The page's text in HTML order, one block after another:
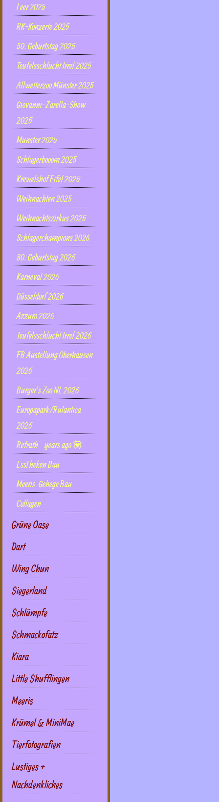
Leer 2025
RK-Konzerte 2025
50. Geburtstag 2025
Teufelsschlucht Irrel 2025
Allwetterzoo Münster 2025
Giovanni-Zarella-Show
2025
Münster 2025
Schlagerbooom 2025
Krewelshof Eifel 2025
Weihnachten 2025
Weihnachtszirkus 2025
Schlagerchampions 2026
80. Geburtstag 2026
Karneval 2026
Düsseldorf 2026
Azzuro 2026
Teufelsschlucht Irrel 2026
EB Austellung Oberhausen
2026
Burger's Zoo NL 2026
Europapark/Rulantica
2026
Refrath - years ago 💟
EssTheken Bau
Meeris-Gehege Bau
Collagen
Grüne Oase
Dart
Wing Chun
Siegerland
Schlümpfe
Schmackofatz
Kiara
Little Shufflingen
Meeris
Krümel & MiniMae
Tierfotografien
Lustiges +
Nachdenkliches